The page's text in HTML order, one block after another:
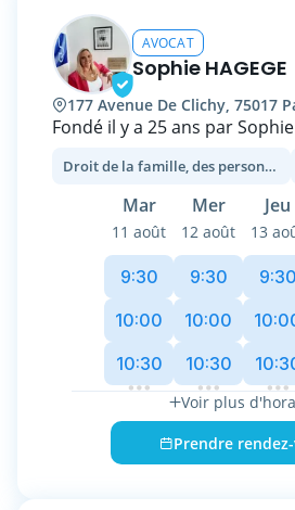
mis en causes et parties civiles.
Chaque étape d'une affaire
préparant ses clients à
procédure. Cette préparation
d’affronter l’audience avec
sérénité.
AVOCAT
Sophie HAGEGE
177 Avenue De Clichy, 75017
Fondé il y a 25 ans par Sophie Hagege, le
de la famille, le droit pénal, et
entreprises en difficultés.
bienveillance puis vous
pédagogie les enjeux.
Réactive et pugnace, elle
prévaloir vos intérêts.
Nous pensons que
rimer avec humanité.
Droit de la famille, des personnes et de leur patrimoine
Mar Mer Jeu
11 août 12 août 13
9:30
10:00
10:30
9:30
10:00
10:30
9:30
Voir plus
Prendre